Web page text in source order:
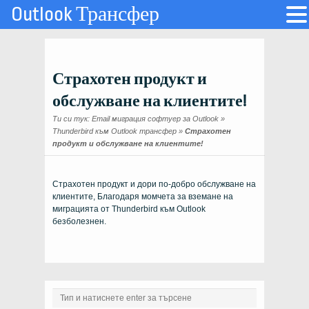
Страхотен продукт и
обслужване на клиентите!
Ти си тук: Email миграция софтуер за Outlook »
Thunderbird към Outlook трансфер » Страхотен
продукт и обслужване на клиентите!
Страхотен продукт и дори по-добро обслужване на
клиентите, Благодаря момчета за вземане на
миграцията от Thunderbird към Outlook
безболезнен.
Outlook Трансфер